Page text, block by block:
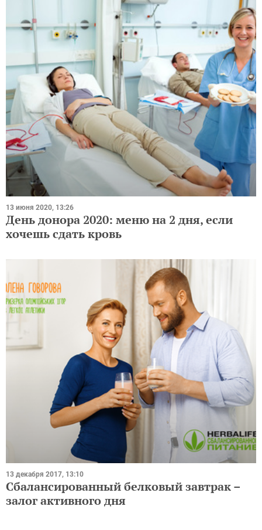
13 июня 2020, 13:26
День донора 2020: меню на 2 дня, если
хочешь сдать кровь
13 декабря 2017, 13:10
Сбалансированный белковый завтрак –
залог активного дня